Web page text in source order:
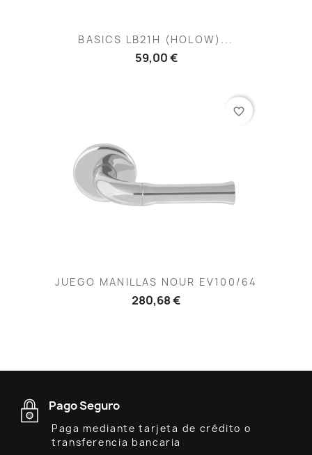
BASICS LB21H (HOLOW)...
59,00 €
JUEGO MANILLAS NOUR EV100/64
280,68 €
favorite_border
Pago Seguro
Paga mediante tarjeta de crédito o
transferencia bancaria